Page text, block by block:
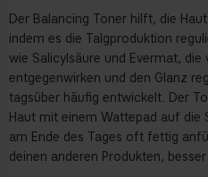
Der Balancing Toner hilft, die
indem es die Talgproduktion
wie Salicylsäure und Evermat, die
entgegenwirken und den Glanz
tagsüber häufig entwickelt. Der
Haut mit einem Wattepad auf die
am Ende des Tages oft fettig
deinen anderen Produkten,